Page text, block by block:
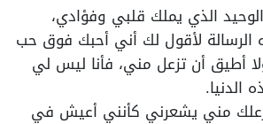
الذي يملك قلبي وفؤادي،
لأقول لك أني أحبك فوق حب
أطيق أن تزعل مني، فأنا ليس لي
مني يشعرني كأنني أعيش في